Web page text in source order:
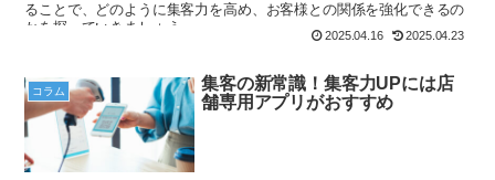
ることで、どのように集客力を高め、お客様との関係を強化できるの
かを探っていきましょう。
2025.04.16 2025.04.23
コラム
集客の新常識！集客力UPには店
舗専用アプリがおすすめ